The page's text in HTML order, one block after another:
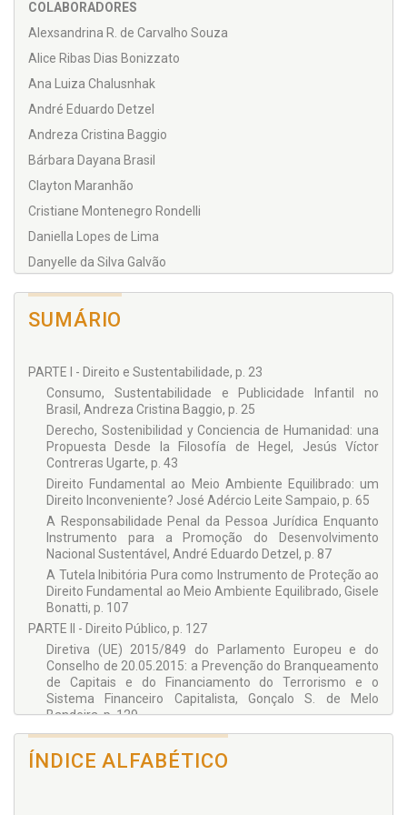
COLABORADORES
Alexsandrina R. de Carvalho Souza
Alice Ribas Dias Bonizzato
Ana Luiza Chalusnhak
André Eduardo Detzel
Andreza Cristina Baggio
Bárbara Dayana Brasil
Clayton Maranhão
Cristiane Montenegro Rondelli
Daniella Lopes de Lima
Danyelle da Silva Galvão
Eduardo Manuel Val
Emerson Affonso da Costa Moura
Faena Gall Gofas
Felipe Asensi
Felipe Dalenogare Alves
Fernando Gustavo Knoerr
Gisele Bonatti
Glaucia Maria de Araújo Ribeiro
Gonçalo S. de Melo Bandeira
Jaime Andrés Villacreses Valle
Jesualdo Eduardo de Almeida Junior
Jesús Víctor Contreras Ugarte
José Adércio Leite Sampaio
José Laurindo de Souza Netto
Josiane Becker
Lourival Serejo
Luciano de Faria Brasil
SUMÁRIO
PARTE I - Direito e Sustentabilidade, p. 23
Consumo, Sustentabilidade e Publicidade Infantil no
Brasil, Andreza Cristina Baggio, p. 25
Derecho, Sostenibilidad y Conciencia de Humanidad: una
Propuesta Desde la Filosofía de Hegel, Jesús Víctor
Contreras Ugarte, p. 43
Direito Fundamental ao Meio Ambiente Equilibrado: um
Direito Inconveniente? José Adércio Leite Sampaio, p. 65
A Responsabilidade Penal da Pessoa Jurídica Enquanto
Instrumento para a Promoção do Desenvolvimento
Nacional Sustentável, André Eduardo Detzel, p. 87
A Tutela Inibitória Pura como Instrumento de Proteção ao
Direito Fundamental ao Meio Ambiente Equilibrado, Gisele
Bonatti, p. 107
PARTE II - Direito Público, p. 127
Diretiva (UE) 2015/849 do Parlamento Europeu e do
Conselho de 20.05.2015: a Prevenção do Branqueamento
de Capitais e do Financiamento do Terrorismo e o
Sistema Financeiro Capitalista, Gonçalo S. de Melo
Bandeira, p. 129
Brasil: Pluripartidarismo e Democracia, Lourival Serejo, p.
151
ÍNDICE ALFABÉTICO